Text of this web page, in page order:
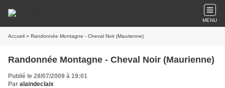
MENU
Accueil » Randonnée Montagne - Cheval Noir (Maurienne)
Randonnée Montagne - Cheval Noir (Maurienne)
Publié le 28/07/2009 à 19:01
Par alaindeclaix